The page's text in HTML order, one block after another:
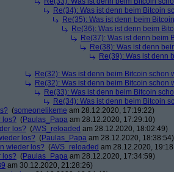
Re(34): Was ist denn beim Bitcoin
Re(35): Was ist denn beim
Re(36): Was ist denn beim
Re(37): Was ist denn beim
Re(38): Was ist denn
Re(39): Was ist denn
Re(32): Was ist denn beim Bitcoin schon
Re(32): Was ist denn beim Bitcoin schon
Re(33): Was ist denn beim Bitcoin
Re(34): Was ist denn beim Bitcoin
(someonelikeme am 28.12.2020, 17:19:22)
los? (Paulas_Papa am 28.12.2020, 17:29:10)
los? (AVS_reloaded am 28.12.2020, 18:02:49)
los? (Paulas_Papa am 28.12.2020, 18:38:54)
wieder los? (AVS_reloaded am 28.12.2020,
los? (Paulas_Papa am 28.12.2020, 17:34:59)
am 30.12.2020, 21:28:26)